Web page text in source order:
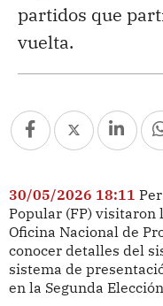
partidos que
vuelta.
30/05/2026 18:11
Popular (FP) visitaron
Oficina Nacional de
conocer detalles del
sistema de
en la Segunda